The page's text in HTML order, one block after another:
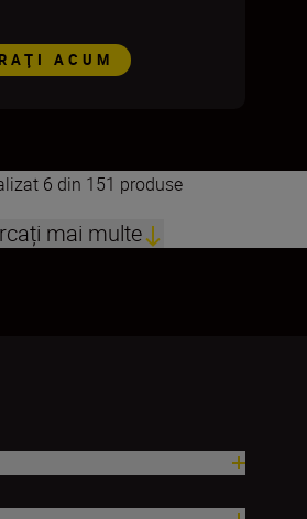
ACUM
6 din 151 produse
mai multe
1234567891011121314151617